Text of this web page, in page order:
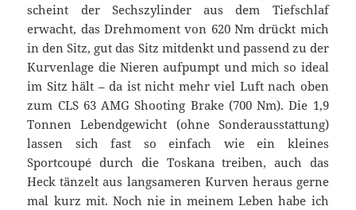
scheint der Sechszylinder aus dem Tiefschlaf
erwacht, das Drehmoment von 620 Nm drückt mich
in den Sitz, gut das Sitz mitdenkt und passend zu der
Kurvenlage die Nieren aufpumpt und mich so ideal
im Sitz hält – da ist nicht mehr viel Luft nach oben
zum CLS 63 AMG Shooting Brake (700 Nm). Die 1,9
Tonnen Lebendgewicht (ohne Sonderausstattung)
lassen sich fast so einfach wie ein kleines
Sportcoupé durch die Toskana treiben, auch das
Heck tänzelt aus langsameren Kurven heraus gerne
mal kurz mit. Noch nie in meinem Leben habe ich